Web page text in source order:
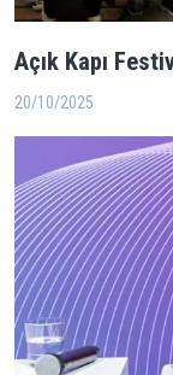
Açık Kapı
20/10/2025